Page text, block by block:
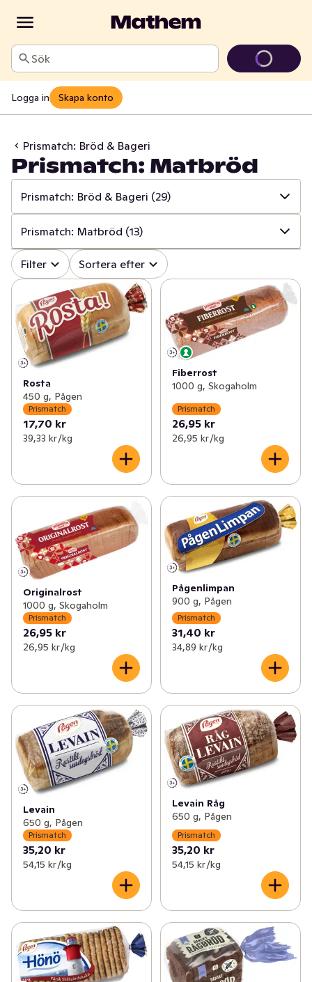
Sök
Logga in Skapa konto
Prismatch: Bröd & Bageri
Prismatch: Matbröd
Prismatch: Bröd & Bageri (29)
✓ Alla (534)
✓ Prismatch: Frukt & Grönt (13)
Prismatch: Fisk & Skaldjur (13)
✓ Prismatch: Bröd & Bageri (29)
✓ Prismatch: Dryck
✓ Prismatch: Mejeri, Ost & Juice (107)
✓ Prismatch: Kött & Chark
✓ Prismatch: Skafferi (78)
Prismatch: Barnmat, Blöjor & Barntillbehör
Prismatch: Färdigmat & Mellanmål
✓ Prismatch: Hem & Hushåll (16)
✓ Prismatch: Glass, Godis & Snacks (37)
✓ Prismatch: Hälsa & Skönhet (64)
Prismatch: Matbröd (13)
✓ Alla (29)
Prismatch: Kex (7)
✓ Prismatch: Matbröd
✓ Prismatch: Korv- & Hamburgerbröd (2)
✓ Prismatch: Knäckebröd & Skorpor (4)
✓ Prismatch: Deg & Bak
Prismatch: Kaffebröd & Tårtor
Filter Sortera efter
Rosta
450 g, Pågen
Prismatch
17,70 kr
39,33 kr /kg
Fiberrost
1000 g, Skogaholm
Prismatch
26,95 kr
26,95 kr /kg
Originalrost
1000 g, Skogaholm
Prismatch
26,95 kr
26,95 kr /kg
Pågenlimpan
900 g, Pågen
Prismatch
31,40 kr
34,89 kr /kg
Levain
650 g, Pågen
Prismatch
35,20 kr
54,15 kr /kg
Levain Råg
650 g, Pågen
Prismatch
35,20 kr
54,15 kr /kg